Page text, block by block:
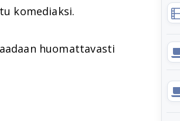
komediaksi.
huomattavasti